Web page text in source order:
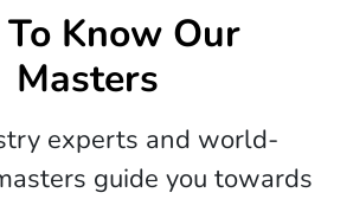
Know Our
Masters
experts and world-
guide you towards